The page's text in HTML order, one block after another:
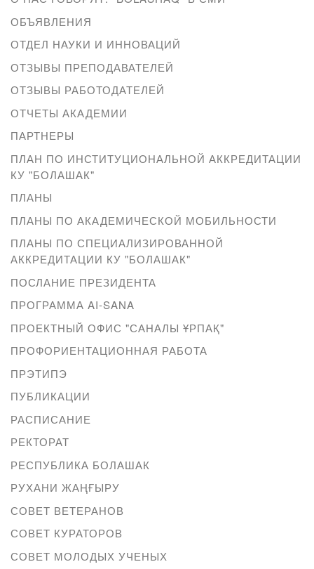
ОБЪЯВЛЕНИЯ
ОТДЕЛ НАУКИ И ИННОВАЦИЙ
ОТЗЫВЫ ПРЕПОДАВАТЕЛЕЙ
ОТЗЫВЫ РАБОТОДАТЕЛЕЙ
ОТЧЕТЫ АКАДЕМИИ
ПАРТНЕРЫ
ПЛАН ПО ИНСТИТУЦИОНАЛЬНОЙ АККРЕДИТАЦИИ
КУ "БОЛАШАК"
ПЛАНЫ
ПЛАНЫ ПО АКАДЕМИЧЕСКОЙ МОБИЛЬНОСТИ
ПЛАНЫ ПО СПЕЦИАЛИЗИРОВАННОЙ
АККРЕДИТАЦИИ КУ "БОЛАШАК"
ПОСЛАНИЕ ПРЕЗИДЕНТА
ПРОГРАММА AI-SANA
ПРОЕКТНЫЙ ОФИС "САНАЛЫ ҰРПАҚ"
ПРОФОРИЕНТАЦИОННАЯ РАБОТА
ПРЭТИПЭ
ПУБЛИКАЦИИ
РАСПИСАНИЕ
РЕКТОРАТ
РЕСПУБЛИКА БОЛАШАК
РУХАНИ ЖАҢҒЫРУ
СОВЕТ ВЕТЕРАНОВ
СОВЕТ КУРАТОРОВ
СОВЕТ МОЛОДЫХ УЧЕНЫХ